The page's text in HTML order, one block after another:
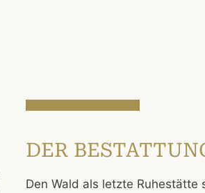
DER
Den Wald als letzte